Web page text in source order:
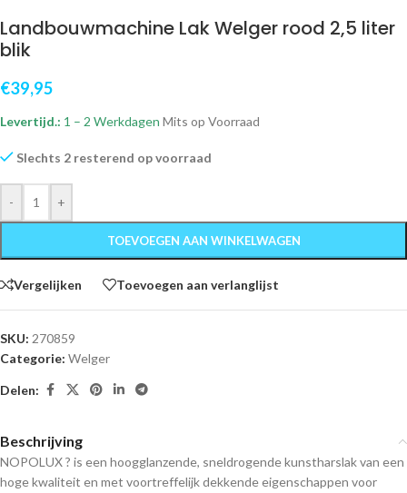
Landbouwmachine Lak Welger rood 2,5 liter
blik
€39,95
Levertijd.: 1 – 2 Werkdagen Mits op Voorraad
Slechts 2 resterend op voorraad
- +
TOEVOEGEN AAN WINKELWAGEN
Vergelijken Toevoegen aan verlanglijst
SKU: 270859
Categorie: Welger
Delen:
Beschrijving
NOPOLUX ? is een hoogglanzende, sneldrogende kunstharslak van een
hoge kwaliteit en met voortreffelijk dekkende eigenschappen voor